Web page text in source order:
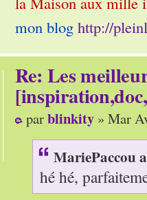
mon blog http://
Re: Les
parblinkity » Mar
MariePaccou
hé hé,